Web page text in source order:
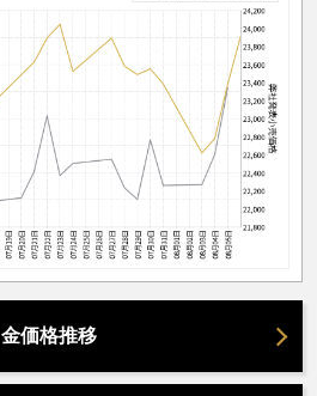
金価格推移